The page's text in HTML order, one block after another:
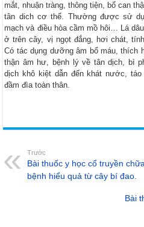
mắt, nhuận tràng, thông tiện, bổ can
tân dich cơ thể. Thường được sử
mạch và điều hòa cầm mồ hôi… Lá
ở trên cây, vị ngọt đắng, hơi chát,
Có tác dụng dưỡng âm bổ máu, thích
thận âm hư, bệnh lý về tân dịch, bì
dịch khô kiệt dẫn đến khát nước,
đầm đìa toàn thân.
Trước
Bài thuốc y học cổ truyền chữa
bệnh hiểu quả từ cây bí đao.
Bài